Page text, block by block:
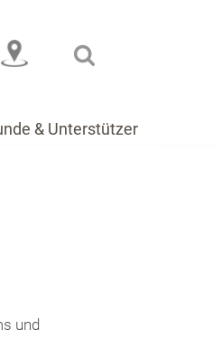
& Unterstützer
und